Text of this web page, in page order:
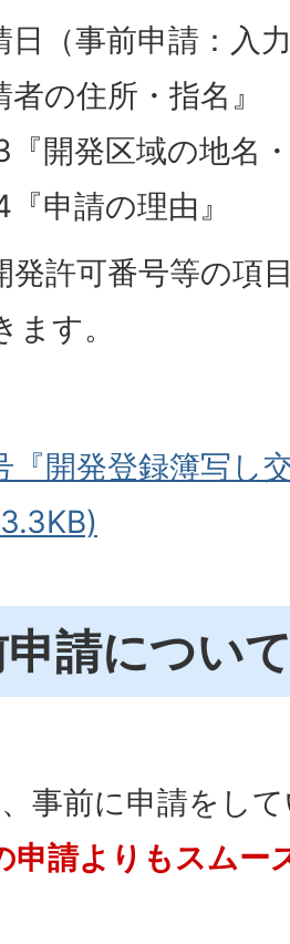
日（事前申請：入
者の住所・指名』
『開発区域の地名
申請の理由』
発許可番号等の項
ます。
『開発登録簿写し
請につい
事前に申請をし
申請よりもスムー